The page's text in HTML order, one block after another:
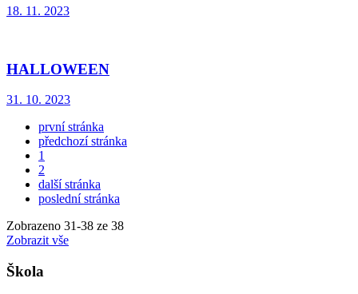
18. 11. 2023
HALLOWEEN
31. 10. 2023
první stránka
předchozí stránka
1
2
další stránka
poslední stránka
Zobrazeno 31-38 ze 38
Zobrazit vše
Škola